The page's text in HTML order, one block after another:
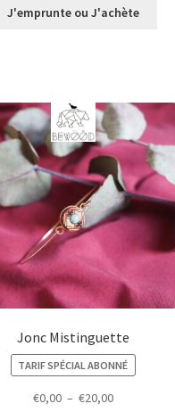
prix :
J'emprunte ou J'achète
Jonc Mistinguette
TARIF SPÉCIAL ABONNÉ
€0,00 – €20,00Plage